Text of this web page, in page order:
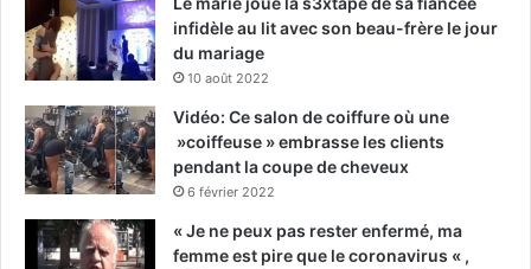
infidèle au lit avec son beau-frère le jour
du mariage
10 août 2022
Vidéo: Ce salon de coiffure où une
»coiffeuse » embrasse les clients
pendant la coupe de cheveux
6 février 2022
« Je ne peux pas rester enfermé, ma
femme est pire que le coronavirus « ,